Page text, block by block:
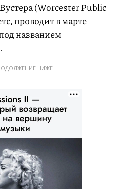
(Worcester Public
проводит в марте
названием
НИЖЕ